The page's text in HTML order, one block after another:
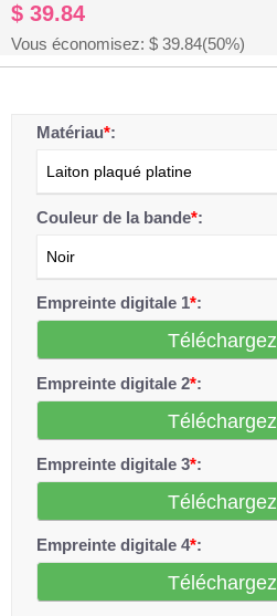
$ 39.84
Vous économisez: $ 39.84(50%)
Matériau*:
Laiton plaqué platine
Couleur de la bande*:
Noir
Empreinte digitale 1*:
Téléchargez
Empreinte digitale 2*:
Téléchargez
Empreinte digitale 3*:
Téléchargez
Empreinte digitale 4*:
Téléchargez